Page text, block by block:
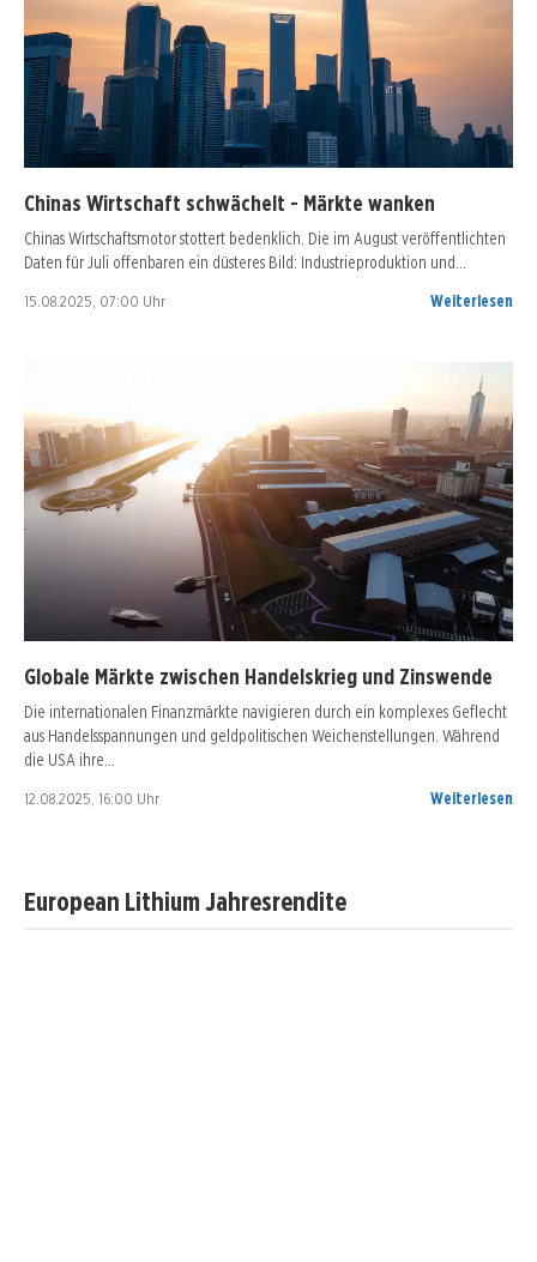
Chinas Wirtschaft schwächelt - Märkte wanken
Chinas Wirtschaftsmotor stottert bedenklich. Die im August veröffentlichten
Daten für Juli offenbaren ein düsteres Bild: Industrieproduktion und…
15.08.2025, 07:00 Uhr Weiterlesen
Globale Märkte zwischen Handelskrieg und Zinswende
Die internationalen Finanzmärkte navigieren durch ein komplexes Geflecht
aus Handelsspannungen und geldpolitischen Weichenstellungen. Während
die USA ihre…
12.08.2025, 16:00 Uhr Weiterlesen
European Lithium Jahresrendite